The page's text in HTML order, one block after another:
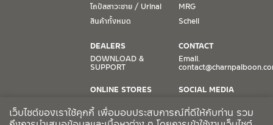
โถปัสสาวะชาย / Urinal
สินค้าทั้งหมด
MRG
Schell
DEALERS
DOWNLOAD &
SUPPORT
ONLINE STORES
Lazada
Shopee
CONTACT
Email.
SOCIAL MEDIA
TikTok
Facebook
เว็บไซต์ของเราใช้คุกกี้ เพื่อมอบประสบการณ์ที่ดีให้กับท่าน รวม